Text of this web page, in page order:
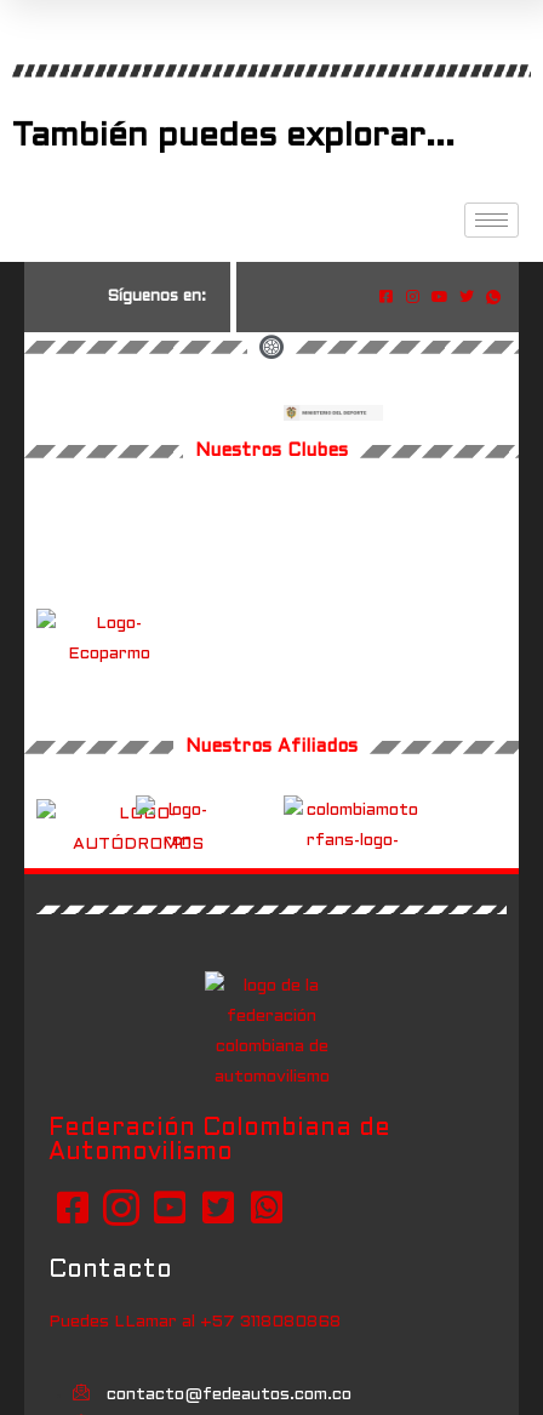
También puedes explorar...
S íguenos en:
Nuestros Clubes
Nuestros Afiliados
Federación Colombiana de
Automovilismo
Contacto
Puedes LLamar al +57 3118080868
contacto@fedeautos.com.co